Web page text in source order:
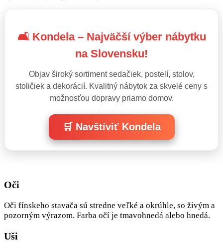
🛋️ Kondela – Najväčší výber nábytku
na Slovensku!
Objav široký sortiment sedačiek, postelí, stolov,
stoličiek a dekorácií. Kvalitný nábytok za skvelé ceny s
možnosťou dopravy priamo domov.
🛒 Navštíviť Kondela
Oči
Oči fínskeho stavača sú stredne veľké a okrúhle, so živým a
pozorným výrazom. Farba očí je tmavohnedá alebo hnedá.
Uši